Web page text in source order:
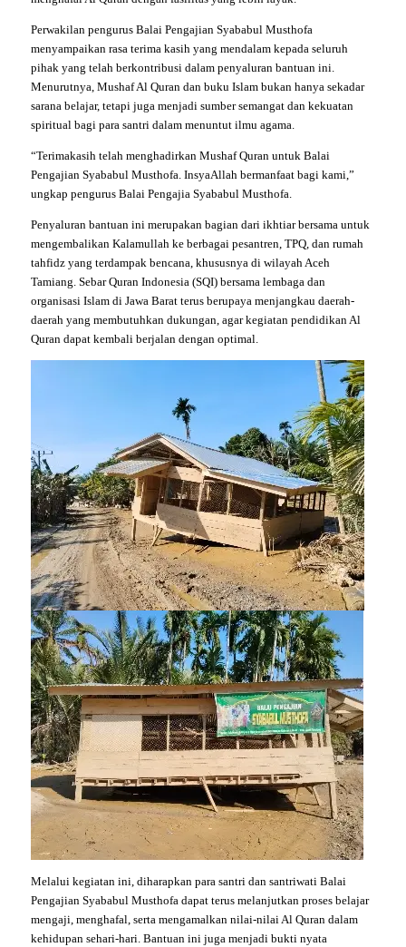
Perwakilan pengurus Balai Pengajian Syababul Musthofa
menyampaikan rasa terima kasih yang mendalam kepada seluruh
pihak yang telah berkontribusi dalam penyaluran bantuan ini.
Menurutnya, Mushaf Al Quran dan buku Islam bukan hanya sekadar
sarana belajar, tetapi juga menjadi sumber semangat dan kekuatan
spiritual bagi para santri dalam menuntut ilmu agama.
“Terimakasih telah menghadirkan Mushaf Quran untuk Balai
Pengajian Syababul Musthofa. InsyaAllah bermanfaat bagi kami,”
ungkap pengurus Balai Pengajia Syababul Musthofa.
Penyaluran bantuan ini merupakan bagian dari ikhtiar bersama untuk
mengembalikan Kalamullah ke berbagai pesantren, TPQ, dan rumah
tahfidz yang terdampak bencana, khususnya di wilayah Aceh
Tamiang. Sebar Quran Indonesia (SQI) bersama lembaga dan
organisasi Islam di Jawa Barat terus berupaya menjangkau daerah-
daerah yang membutuhkan dukungan, agar kegiatan pendidikan Al
Quran dapat kembali berjalan dengan optimal.
Melalui kegiatan ini, diharapkan para santri dan santriwati Balai
Pengajian Syababul Musthofa dapat terus melanjutkan proses belajar
mengaji, menghafal, serta mengamalkan nilai-nilai Al Quran dalam
kehidupan sehari-hari. Bantuan ini juga menjadi bukti nyata